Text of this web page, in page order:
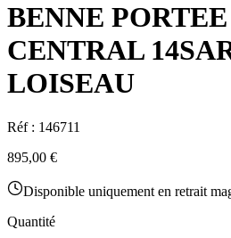
BENNE
CENTRAL
LOISEAU
Réf : 146711
895,00 €
Disponible uniquement en retrait
Quantité